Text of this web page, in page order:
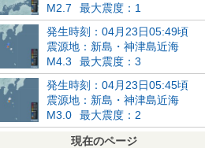
M2.7
最大震度：1
発生時刻：04月23日05:49頃
震源地：新島・神津島近海
M4.3
最大震度：3
発生時刻：04月23日05:45頃
震源地：新島・神津島近海
M3.0
最大震度：2
現在のページ